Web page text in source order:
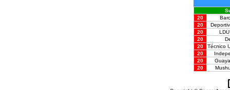
20
20
20
20
20
Técnico
20
20
20